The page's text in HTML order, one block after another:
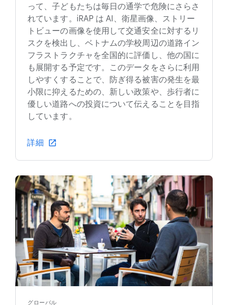
って、子どもたちは毎日の通学で危険にさらさ
れています。iRAP は AI、衛星画像、ストリー
トビューの画像を使用して交通安全に対するリ
スクを検出し、ベトナムの学校周辺の道路イン
フラストラクチャを全国的に評価し、他の国に
も展開する予定です。このデータをさらに利用
しやすくすることで、防ぎ得る被害の発生を最
小限に抑えるための、新しい政策や、歩行者に
優しい道路への投資について伝えることを目指
しています。
詳細
グローバル